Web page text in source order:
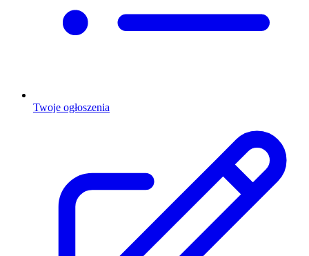
Twoje ogłoszenia